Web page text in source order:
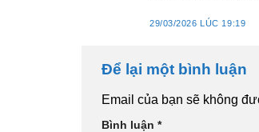
29/03/2026 LÚC 19:19
Để lại một bình luận
Email của bạn sẽ không
Bình luận *